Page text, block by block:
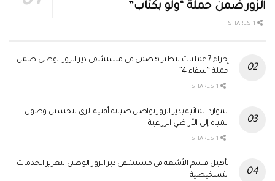
الزور ضمن حملة “ولو بكتاب”
إجراء 7 عمليات تنظير هضمي في مستشفى دير الزور الوطني ضمن
حملة “شفاء 4”
الموارد المائية بدير الزور تواصل صيانة أقنية الري لتحسين وصول
المياه إلى الأراضي الزراعية
تأهيل قسم الأشعة في مستشفى دير الزور الوطني لتعزيز الخدمات
التشخيصية